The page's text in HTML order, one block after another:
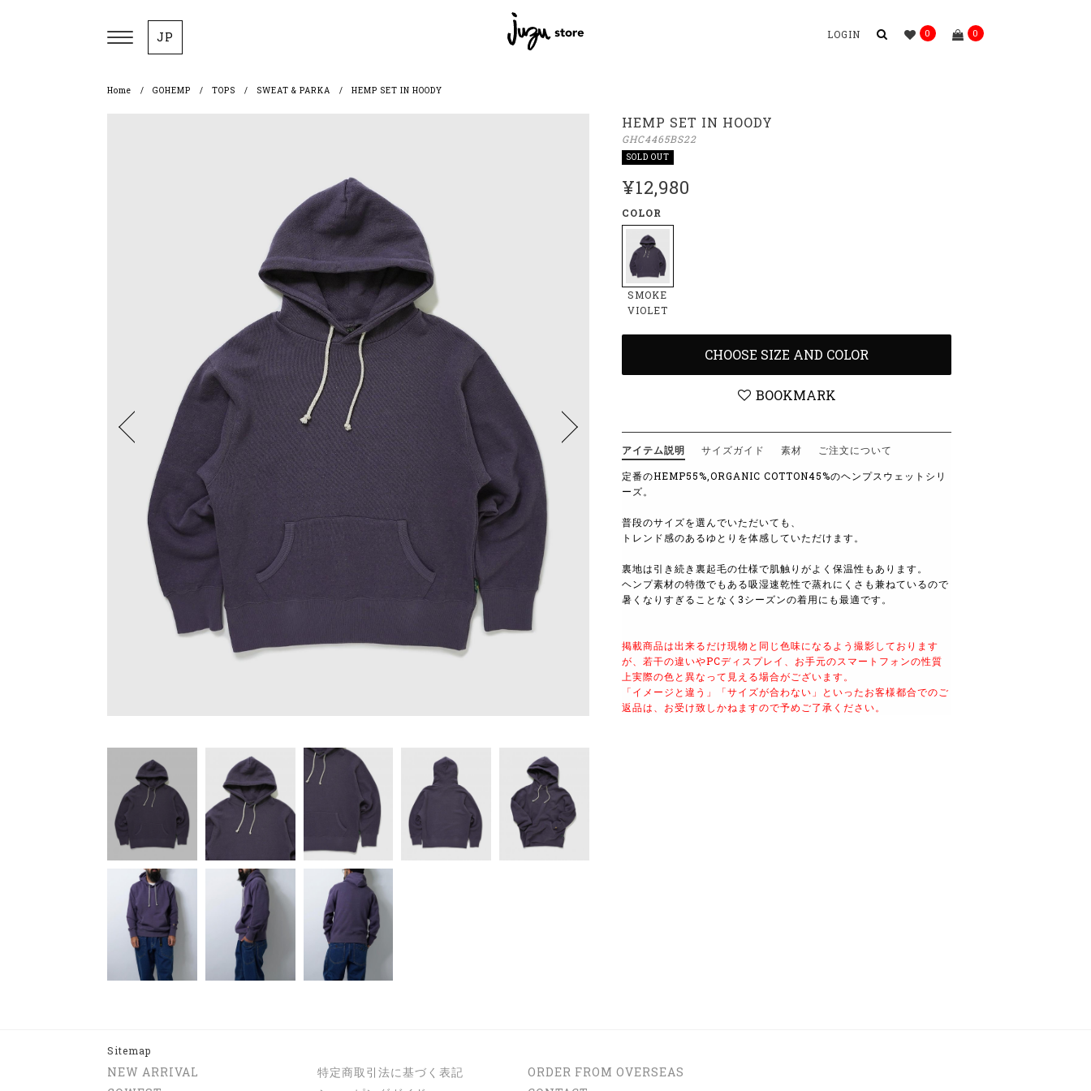
JP LOGIN 0 0
Home GOHEMP TOPS SWEAT & PARKA HEMP SET IN HOODY
HEMP SET IN HOODY
GHC4465BS22
SOLD OUT
¥12,980
COLOR
SMOKE
VIOLET
CHOOSE SIZE AND COLOR
BOOKMARK
アイテム説明 サイズガイド 素材
ご注文について
定番のHEMP55%,ORGANIC COTTON45%のヘンプスウェットシリ
ーズ。
普段のサイズを選んでいただいても、
トレンド感のあるゆとりを体感していただけ ます。
裏地は引き続き裏起毛の仕様で肌触りがよく保温性もあります。
ヘンプ素材の特徴でもある吸湿速乾性で蒸れにくさも兼ねているので
暑くなりすぎることなく3シーズンの着用にも最適です。
掲載商品は出来るだけ現物と同じ色味になるよう撮影しております
が、若干の違いやPCディスプレイ、お手元のスマートフォンの性質
上実際の色と異なって見える場合がございます。
「イメージと違う」「サイズが合わない」といったお客様都合でのご
返品は、お受け致しかねますので予めご了承ください。
Sitemap
NEW ARRIVAL
特定商取引法に基づく表記
ORDER FROM OVERSEAS